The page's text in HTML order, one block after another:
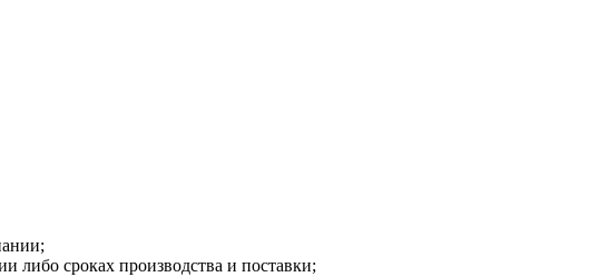
либо сроках производства и поставки;